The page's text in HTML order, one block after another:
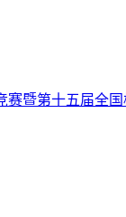
暨第十五届全国